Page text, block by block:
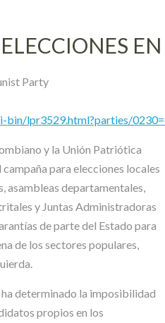
Party
lpr3529.html?parties/
y la Unión Patriótica
para elecciones locales
asambleas departamentales,
y Juntas Administradoras
de parte del Estado para
de los sectores populares,
ha determinado la imposibilidad
propios en los